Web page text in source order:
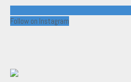
Follow on Instagram